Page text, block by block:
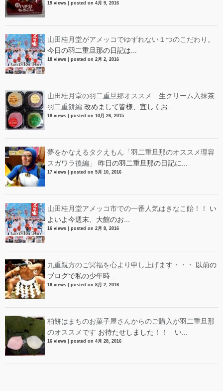
19 views posted on 4月 9, 2016
山田桂月堂がアメッコでゆずれない１つのこだわり。
今日の羽二重旦那の日記は...
18 views posted on 2月 2, 2016
山田桂月堂の羽二重旦那オススメ 生クリーム入抹茶
羽二重餅編 改めまして皆様、宜しくお...
18 views posted on 10月 26, 2015
夢をかなえるタクえもん「羽二重旦那のオススメ理容
スガワラ後編」
昨日の羽二重旦那の日記に...
17 views posted on 5月 10, 2016
山田桂月堂アメッコ市での一番人気はきなこ飴！！
い
よいよ今週末、大館のお...
16 views posted on 2月 8, 2016
九重親方のご冥福を心より申し上げます・・・
以前の
ブログで私の少年時...
16 views posted on 8月 2, 2016
柏餅はまちのお菓子屋さんからのご購入が羽二重旦那
のオススメです お待たせしました！！ い...
16 views posted on 4月 28, 2016